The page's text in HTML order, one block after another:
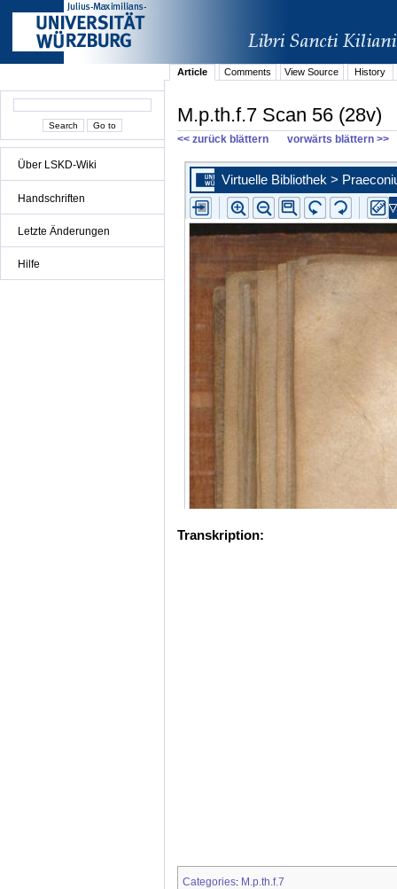
Über LSKD-Wiki
Handschriften
Letzte Änderungen
Hilfe
Article Comments View Source History
M.p.th.f.7 Scan 56 (28v)
<< zurück blättern vorwärts blättern >>
Transkription:
Categories: M.p.th.f.7